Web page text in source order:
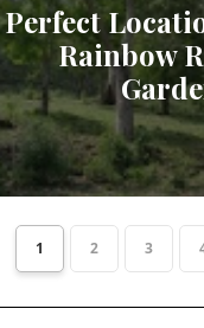
Perfect
Rainbow
1 2 3